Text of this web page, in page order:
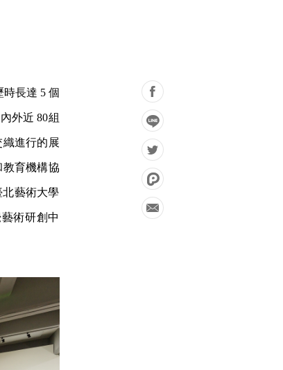
時長達 5 個
外近 80組
進行的展
育機構協
藝術大學
術研創中